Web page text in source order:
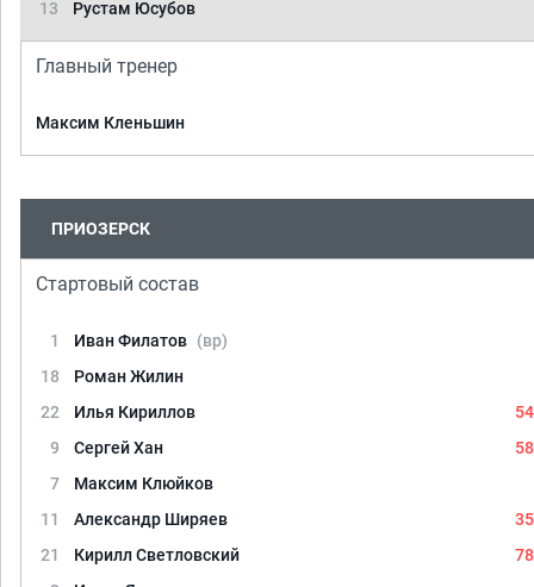
13
Рустам Юсубов
Главный тренер
Максим Кленьшин
ПРИОЗЕРСК
Стартовый состав
1 Иван Филатов (вр)
18
Роман Жилин
22
Илья Кириллов
9
Сергей Хан
7
Максим Клюйков
11
Александр Ширяев
21
Кирилл Светловский